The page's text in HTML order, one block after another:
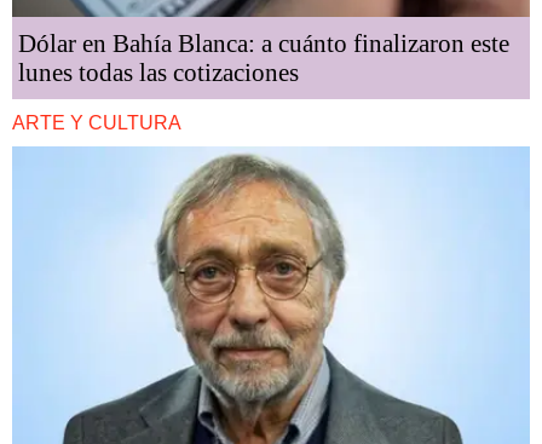
Dólar en Bahía Blanca: a cuánto finalizaron este
lunes todas las cotizaciones
ARTE Y CULTURA